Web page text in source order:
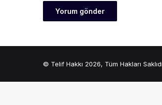
© Telif Hakkı 2026, Tüm Hakları